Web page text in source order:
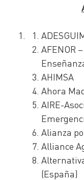
AFENOR
AHIMSA
Ahora
AIRE-
Alianza
Alliance
(España)